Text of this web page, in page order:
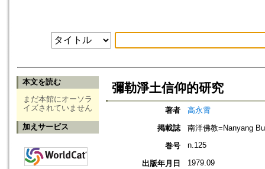
本文を読む
まだ本館にオーソラ
イズされていません
加えサービス
彌勒淨土信仰的研究
著者
高永霄
掲載誌
南洋佛教=Nanyang
巻号
n.125
出版年月日 1979.09